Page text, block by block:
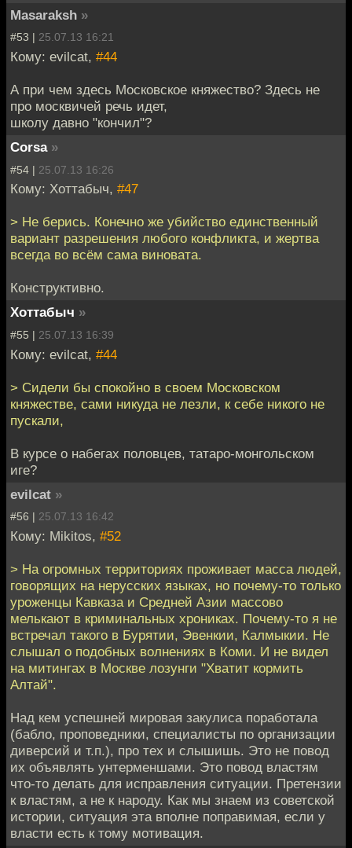
Masaraksh »
#53 | 25.07.13 16:21
Кому: evilcat, #44
А при чем здесь Московское княжество? Здесь не
про москвичей речь идет,
школу давно "кончил"?
Corsa »
#54 | 25.07.13 16:26
Кому: Хоттабыч, #47
> Не берись. Конечно же убийство единственный
вариант разрешения любого конфликта, и жертва
всегда во всём сама виновата.
Конструктивно.
Хоттабыч »
#55 | 25.07.13 16:39
Кому: evilcat, #44
> Сидели бы спокойно в своем Московском
княжестве, сами никуда не лезли, к себе никого не
пускали,
В курсе о набегах половцев, татаро-монгольском
иге?
evilcat »
#56 | 25.07.13 16:42
Кому: Mikitos, #52
> На огромных территориях проживает масса людей,
говорящих на нерусских языках, но почему-то только
уроженцы Кавказа и Средней Азии массово
мелькают в криминальных хрониках. Почему-то я не
встречал такого в Бурятии, Эвенкии, Калмыкии. Не
слышал о подобных волнениях в Коми. И не видел
на митингах в Москве лозунги "Хватит кормить
Алтай".
Над кем успешней мировая закулиса поработала
(бабло, проповедники, специалисты по организации
диверсий и т.п.), про тех и слышишь. Это не повод
их объявлять унтерменшами. Это повод властям
что-то делать для исправления ситуации. Претензии
к властям, а не к народу. Как мы знаем из советской
истории, ситуация эта вполне поправимая, если у
власти есть к тому мотивация.